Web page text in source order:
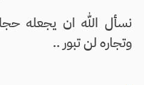
نسأل الله ان يجعله
وتجاره لن تبور ..